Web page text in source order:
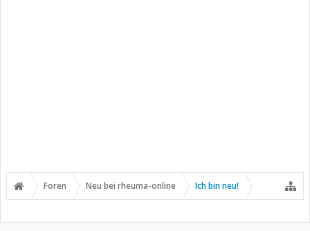
Foren Neu bei rheuma-online Ich bin neu!